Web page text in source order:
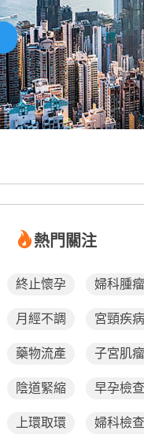
熱門關注
終止懷孕 婦科腫瘤
月經不調 宮頸疾病
藥物流產 子宮肌瘤
陰道緊縮 早孕檢查
上環取環 婦科檢查